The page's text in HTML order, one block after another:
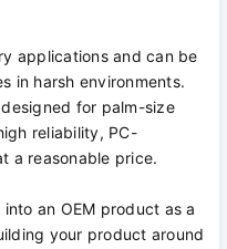
applications and can be
in harsh environments.
for palm-size
reliability, PC-
a reasonable price.
an OEM product as a
your product around